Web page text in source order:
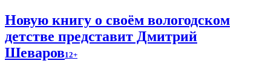
Новую книгу о своём вологодском
детстве представит Дмитрий
Шеваров12+